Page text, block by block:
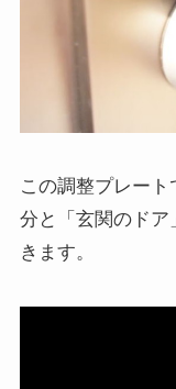
この調整プレー
分と「玄関のドア
きます。